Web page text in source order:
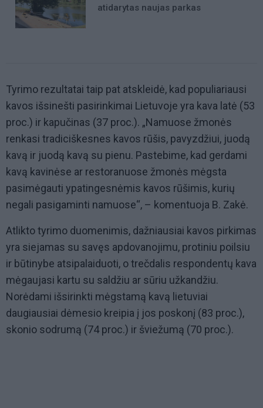
atidarytas naujas parkas
Tyrimo rezultatai taip pat atskleidė, kad populiariausi
kavos išsinešti pasirinkimai Lietuvoje yra kava latė (53
proc.) ir kapučinas (37 proc.). „Namuose žmonės
renkasi tradiciškesnes kavos rūšis, pavyzdžiui, juodą
kavą ir juodą kavą su pienu. Pastebime, kad gerdami
kavą kavinėse ar restoranuose žmonės mėgsta
pasimėgauti ypatingesnėmis kavos rūšimis, kurių
negali pasigaminti namuose“, – komentuoja B. Zakė.
Atlikto tyrimo duomenimis, dažniausiai kavos pirkimas
yra siejamas su savęs apdovanojimu, protiniu poilsiu
ir būtinybe atsipalaiduoti, o trečdalis respondentų kava
mėgaujasi kartu su saldžiu ar sūriu užkandžiu.
Norėdami išsirinkti mėgstamą kavą lietuviai
daugiausiai dėmesio kreipia į jos poskonį (83 proc.),
skonio sodrumą (74 proc.) ir šviežumą (70 proc.).